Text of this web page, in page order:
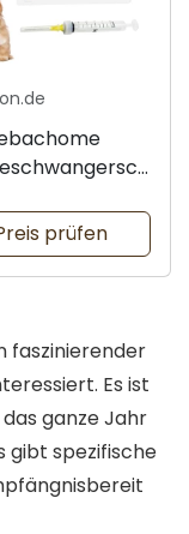
prüfen
faszinierender
Es ist
ganze Jahr
gibt spezifische